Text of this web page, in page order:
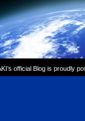
official Blog is proudly